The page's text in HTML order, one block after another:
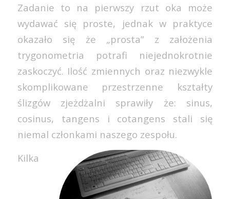
Zadanie to na pierwszy rzut oka może
wydawać się proste, jednak w praktyce
okazało się że „prosta” z założenia
trygonometria potrafi niejednokrotnie
zaskoczyć. Ilość zmiennych oraz niezwykle
skomplikowane przestrzenne kształty
ślizgów zjeżdżalni sprawiły że: sinus,
cosinus, tangens i cotangens stali się
niemal członkami naszego zespołu.
Kilka